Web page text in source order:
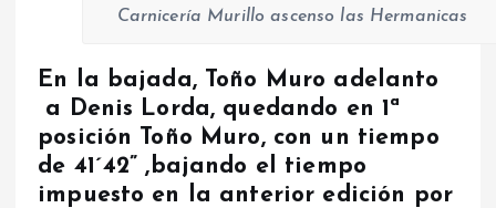
Carnicería Murillo ascenso las Hermanicas
En la bajada, Toño Muro adelanto
a Denis Lorda, quedando en 1ª
posición Toño Muro, con un tiempo
de 41´42” ,bajando el tiempo
impuesto en la anterior edición por